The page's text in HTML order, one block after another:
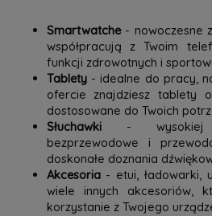
Smartwatche- nowoczesne
współpracują z Twoim
funkcji zdrowotnych i
Tablety- idealne do pracy,
ofercie znajdziesz tablety
dostosowane do Twoich
Słuchawki- wysokiej
bezprzewodowe i
doskonałe doznania
Akcesoria- etui, ładowarki,
wiele innych akcesoriów,
korzystanie z Twojego